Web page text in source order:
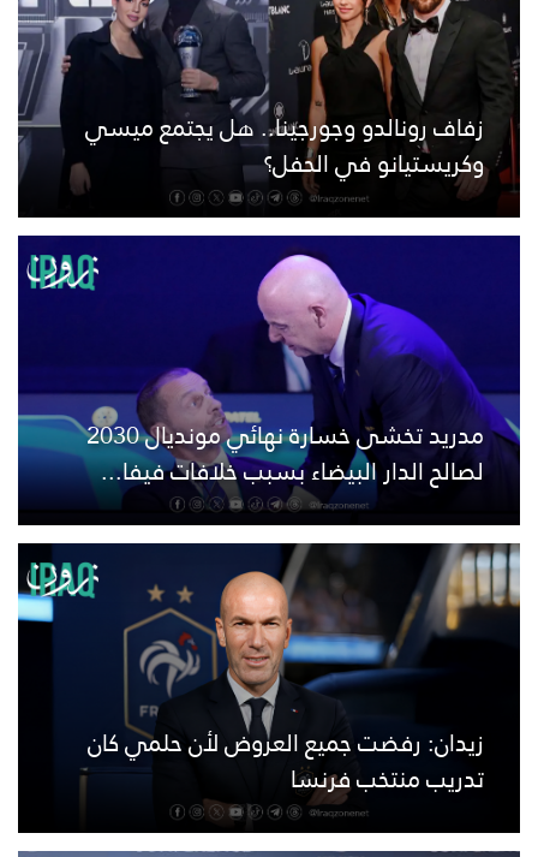
زفاف رونالدو وجورجينا.. هل يجتمع ميسي
وكريستيانو في الحفل؟
مدريد تخشى خسارة نهائي مونديال 2030
لصالح الدار البيضاء بسبب خلافات فيفا...
زيدان: رفضت جميع العروض لأن حلمي كان
تدريب منتخب فرنسا